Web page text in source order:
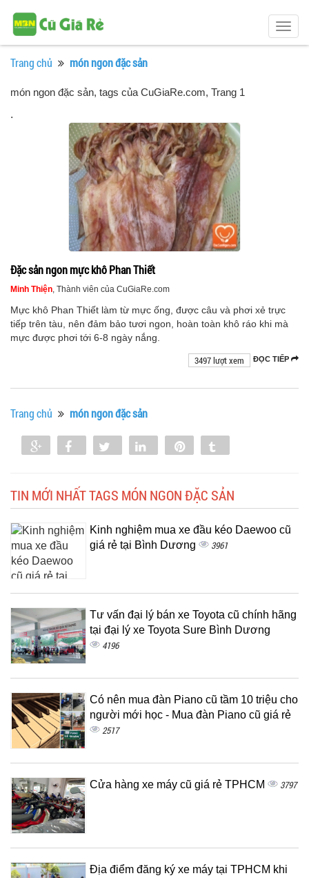
Trang chủ món ngon đặc sản
món ngon đặc sản, tags của CuGiaRe.com, Trang 1
.
Đặc sản ngon mực khô Phan Thiết
Minh Thiện, Thành viên của CuGiaRe.com
Mực khô Phan Thiết làm từ mực ống, được câu và phơi xẻ trực
tiếp trên tàu, nên đảm bảo tươi ngon, hoàn toàn khô ráo khi mà
mực được phơi tới 6-8 ngày nắng.
ĐỌC TIẾP
3497 lượt xem
Trang chủ món ngon đặc sản
Share Share Tweet Share
TIN MỚI NHẤT TAGS MÓN NGON ĐẶC SẢN
Kinh nghiệm mua xe đầu kéo Daewoo cũ
giá rẻ tại Bình Dương
3961
Tư vấn đại lý bán xe Toyota cũ chính hãng
tại đại lý xe Toyota Sure Bình Dương
4196
Có nên mua đàn Piano cũ tầm 10 triệu cho
người mới học - Mua đàn Piano cũ giá rẻ
2517
Cửa hàng xe máy cũ giá rẻ TPHCM 3797
Địa điểm đăng ký xe máy tại TPHCM khi